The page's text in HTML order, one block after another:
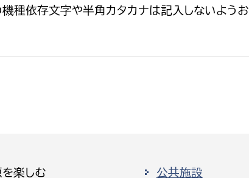
種依存文字や半角カタカナは記入しないようお
楽しむ
公共施設